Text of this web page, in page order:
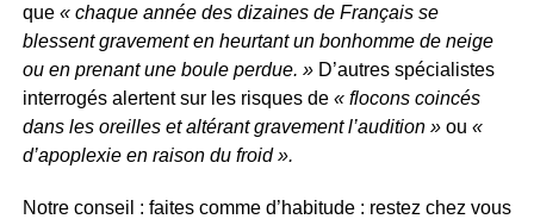
que« chaque année des dizaines de Français se
blessent gravement en heurtant un bonhomme de neige
ou en prenant une boule perdue. » D’autres spécialistes
interrogés alertent sur les risques de« flocons coincés
dans les oreilles et altérant gravement l’audition » ou «
d’apoplexie en raison du froid ».
Notre conseil : faites comme d’habitude : restez chez vous